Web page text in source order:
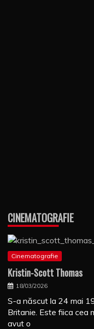
CINEMATOGRAFIE
Cinematografie
Kristin-Scott Thomas
18/03/2026
S-a născut la 24 mai
Britanie. Este fiica cea
avut o